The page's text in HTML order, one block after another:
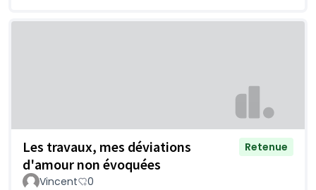
Les travaux, mes déviations
d'amour non évoquées
Retenue
Vincent 0